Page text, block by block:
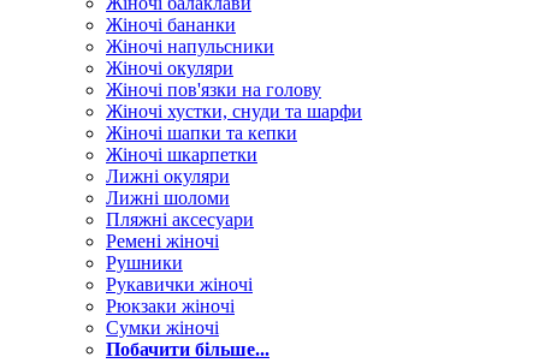
Жіночі бананки
Жіночі напульсники
Жіночі окуляри
Жіночі пов'язки на голову
Жіночі хустки, снуди та шарфи
Жіночі шапки та кепки
Жіночі шкарпетки
Лижні окуляри
Лижні шоломи
Пляжні аксесуари
Ремені жіночі
Рушники
Рукавички жіночі
Рюкзаки жіночі
Сумки жіночі
Побачити більше...